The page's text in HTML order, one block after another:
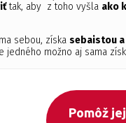
tak, aby z toho vyšla ako
sebou, získasebaistou a
možno aj sama
Pomôž